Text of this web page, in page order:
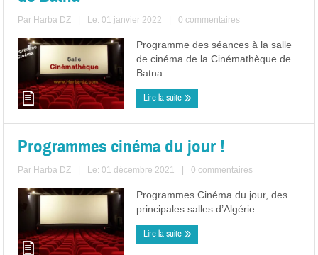
Par Harba DZ Le: 01 janvier 2022 0 commentaires
Programme des séances à la salle
de cinéma de la Cinémathèque de
Batna. ...
Lire la suite
Programmes cinéma du jour !
Par Harba DZ Le: 01 décembre 2021 0 commentaires
Programmes Cinéma du jour, des
principales salles d’Algérie ...
Lire la suite